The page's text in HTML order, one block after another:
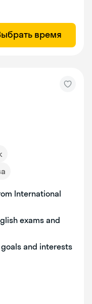
время
International
exams and
and interests